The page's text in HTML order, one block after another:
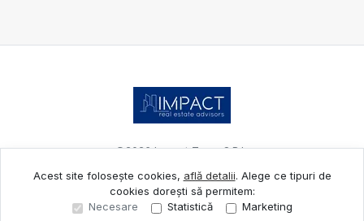
©2026Impact Team S.R.L.
Site creat în
Acest site folosește cookies, află detalii. Alege ce tipuri de
cookies dorești să permitem:
Necesare
Statistică Marketing